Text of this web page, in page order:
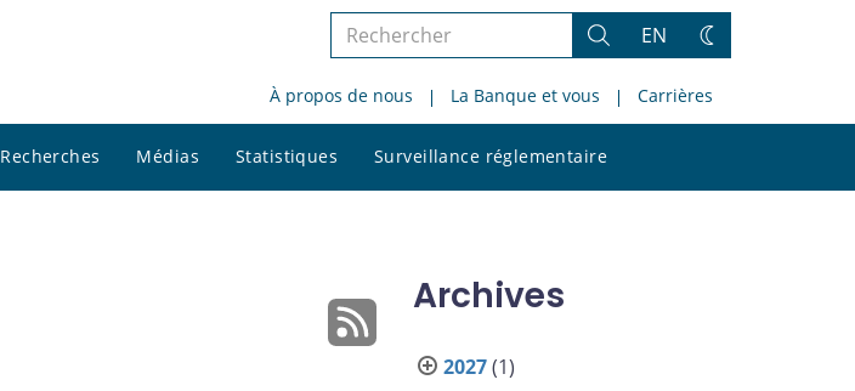
Rechercher
le
site
Rechercher
EN
Changez
thème
À propos de nous La Banque et vous Carrières
Recherches Médias Statistiques Surveillance réglementaire
le
Archives
2027(1)